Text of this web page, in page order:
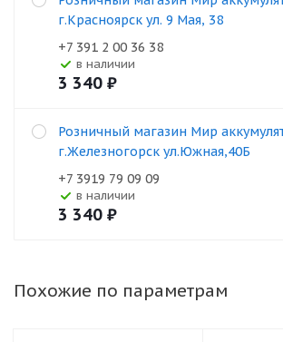
г.Красноярск ул. 9 Мая, 38
+7 391 2 00 36 38
В наличии
3 340 ₽
Розничный магазин Мир
г.Железногорск ул.Южная,40Б
+7 3919 79 09 09
В наличии
3 340 ₽
Похожие по параметрам